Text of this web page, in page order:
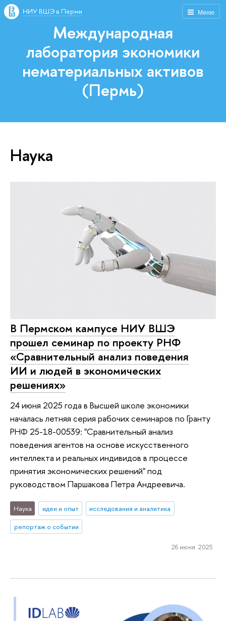
Меню
НИУ ВШЭ в Перми
Международная
лаборатория экономики
нематериальных активов
(Пермь)
Наука
В Пермском кампусе НИУ ВШЭ
прошел семинар по проекту РНФ
«Сравнительный анализ поведения
ИИ и людей в экономических
решениях»
24 июня 2025 года в Высшей школе экономики
началась летняя серия рабочих семинаров по Гранту
РНФ 25-18-00539: "Сравнительный анализ
поведения агентов на основе искусственного
интеллекта и реальных индивидов в процессе
принятия экономических решений" под
руководством Паршакова Петра Андреевича.
Наука идеи и опыт
исследования и аналитика
репортаж о событии
26 июня 2025